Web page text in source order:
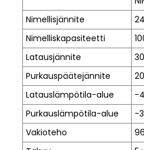
Nimellisjännite
Nimelliskapasiteetti
Latausjännite
Purkauspäätejännite
Latauslämpötila-alue
-
Purkauslämpötila-alue
-
Vakioteho